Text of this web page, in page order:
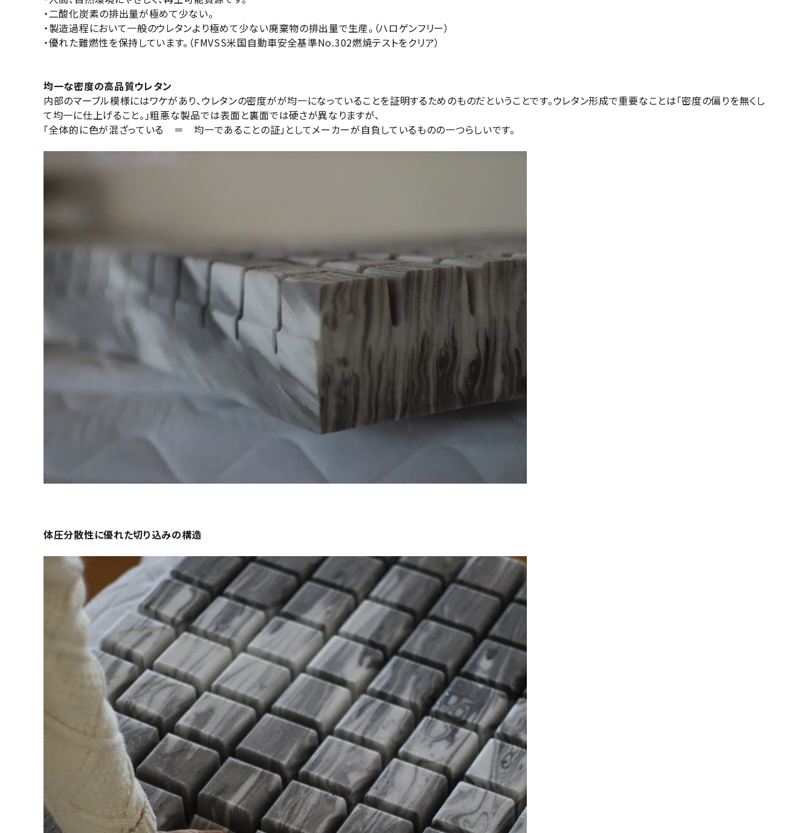
・二酸化炭素の排出量が極めて少ない。
・製造過程において一般のウレタンより極めて少ない廃棄物の排出量で生産。（ハロゲンフリー）
・優れた難燃性を保持しています。（FMVSS米国自動車安全基準No.302燃焼テストをクリア）
均一な密度の高品質ウレタン
内部のマーブル模様にはワケがあり、ウレタンの密度がが均一になっていることを証明するためのものだということです。ウレタン形成で重要なことは「密度の偏りを無くし
て均一に仕上げること。」粗悪な製品では表面と裏面では硬さが異なりますが、
「全体的に色が混ざっている ＝ 均一であることの証」としてメーカーが自負しているものの一つらしいです。
体圧分散性に優れた切り込みの構造